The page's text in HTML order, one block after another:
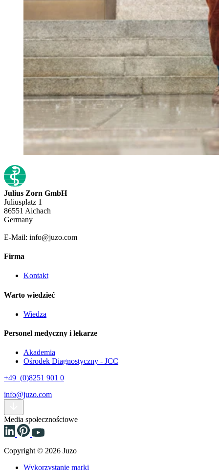
Julius Zorn GmbH
Juliusplatz 1
86551 Aichach
Germany
E-Mail: info@juzo.com
Firma
Kontakt
Warto wiedzieć
Wiedza
Personel medyczny i lekarze
Akademia
Ośrodek Diagnostyczny - JCC
+49 (0)8251 901 0
info@juzo.com
Media społecznościowe
Copyright © 2026 Juzo
Wykorzystanie marki